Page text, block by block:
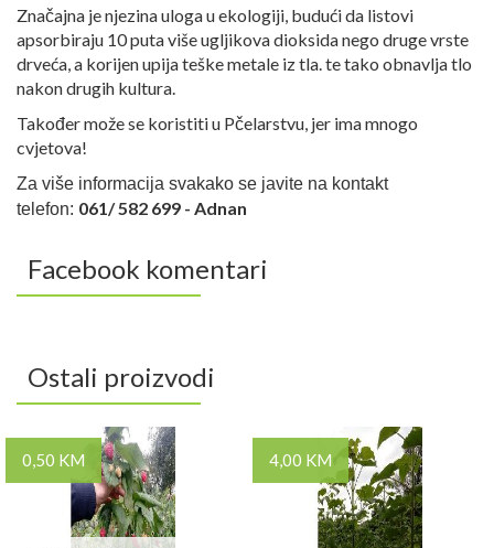
Značajna je njezina uloga u ekologiji, budući da listovi
apsorbiraju 10 puta više ugljikova dioksida nego druge vrste
drveća, a korijen upija teške metale iz tla. te tako obnavlja tlo
nakon drugih kultura.
Također može se koristiti u Pčelarstvu, jer ima mnogo
cvjetova!
Za više informacija svakako se javite na kontakt
telefon: 061/ 582 699 - Adnan
Facebook komentari
Ostali proizvodi
0,50 KM 4,00 KM